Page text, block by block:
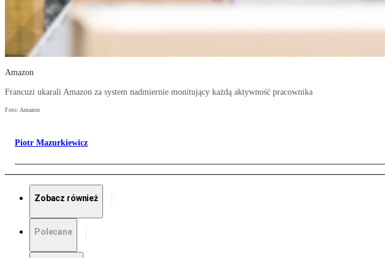
Amazon
Francuzi ukarali Amazon za system nadmiernie monitujący każdą aktywność pracownika
Foto: Amazon
Piotr Mazurkiewicz
Zobacz również
Polecane